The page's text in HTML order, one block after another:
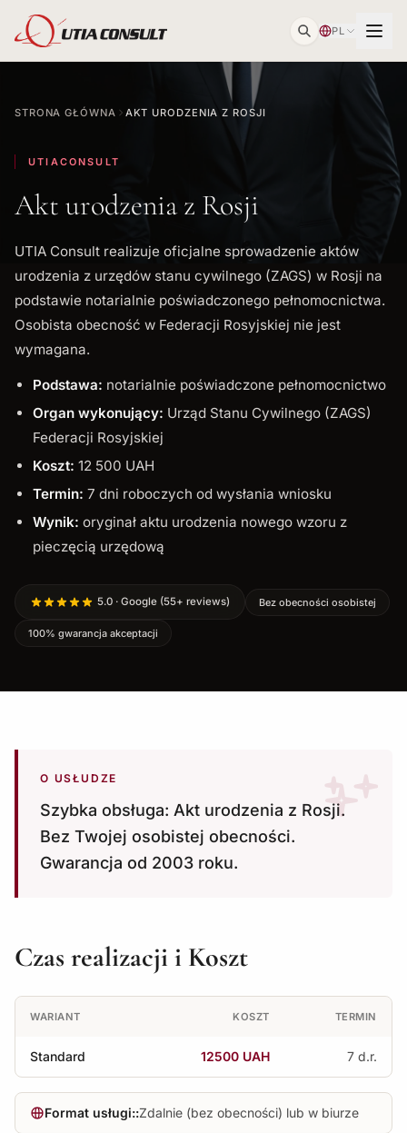
PL
STRONA GŁÓWNA AKT URODZENIA Z ROSJI
UTIACONSULT
Akt urodzenia z Rosji
UTIA Consult realizuje oficjalne sprowadzenie aktów
urodzenia z urzędów stanu cywilnego (ZAGS) w Rosji na
podstawie notarialnie poświadczonego pełnomocnictwa.
Osobista obecność w Federacji Rosyjskiej nie jest
wymagana.
Podstawa: notarialnie poświadczone pełnomocnictwo
Organ wykonujący: Urząd Stanu Cywilnego (ZAGS)
Federacji Rosyjskiej
Koszt: 12 500 UAH
Termin: 7 dni roboczych od wysłania wniosku
Wynik: oryginał aktu urodzenia nowego wzoru z
pieczęcią urzędową
5.0 · Google (55+ reviews) Bez obecności osobistej
100% gwarancja akceptacji
O USŁUDZE
Szybka obsługa: Akt urodzenia z Rosji.
Bez Twojej osobistej obecności.
Gwarancja od 2003 roku.
Czas realizacji i Koszt
WARIANT KOSZT TERMIN
Standard 12500 UAH 7 d.r.
Format usługi::Zdalnie (bez obecności) lub w biurze